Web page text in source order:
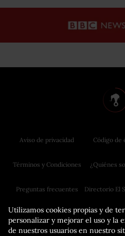
Utilizamos cookies propias y de
personalizar y mejorar el uso y la
de nuestros usuarios en nuestro
Aviso de privacidad
Términos y Condiciones
Preguntas frecuentes
Código de
¿Quiénes
Directorio El